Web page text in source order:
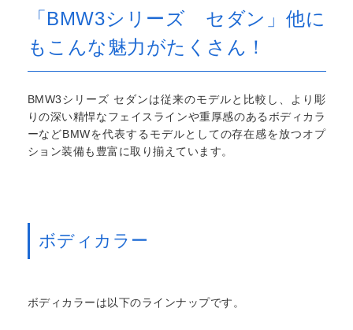
「BMW3シリーズ セダン」他に
もこんな魅力がたくさん！
BMW3シリーズ セダンは従来のモデルと比較し、より彫
りの深い精悍なフェイスラインや重厚感のあるボディカラ
ーなどBMWを代表するモデルとしての存在感を放つオプ
ション装備も豊富に取り揃えています。
ボディカラー
ボディカラーは以下のラインナップです。